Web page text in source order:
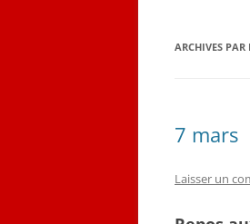
ARCHIVES PAR
7 mars
Laisser un